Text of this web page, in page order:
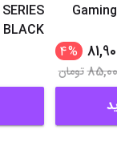
%
4
تومان